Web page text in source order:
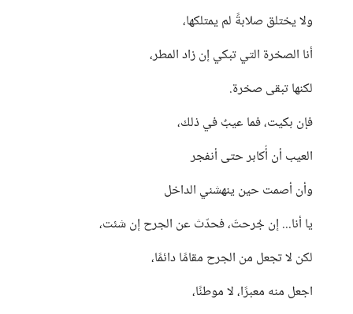
ولا يختلق صلابةً لم يمتلكها،
أنا الصخرة التي تبكي إن زاد المطر،
لكنها تبقى صخرة.
فإن بكيت، فما عيبٌ في ذلك،
العيب أن أُكابر حتى أنفجر
وأن أصمت حين ينهشني الداخل
يا أنا... إن جُرحتَ، فحدّث عن الجرح إن شئت،
لكن لا تجعل من الجرح مقامًا دائمًا،
اجعل منه معبرًا، لا موطنًا،